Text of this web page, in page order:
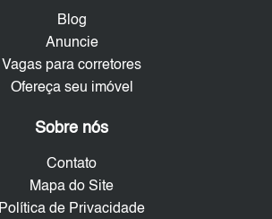
Blog
Anuncie
Vagas para corretores
Ofereça seu imóvel
Sobre nós
Contato
Mapa do Site
Política de Privacidade